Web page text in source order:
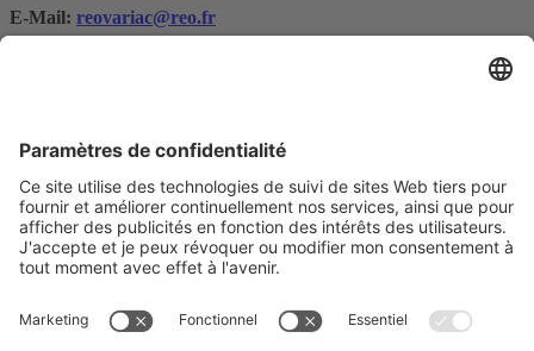
E-Mail: reovariac@reo.fr
Votre e-maill*
Oui, je confirme que je souhaite recevoir la newsletter de REO
AG et que je suis informé du traitement de mes données.
remplissant et en soumettant le formulaire, vous reconnaissez que les
informations que vous fournissez seront transférées à Sendinblue